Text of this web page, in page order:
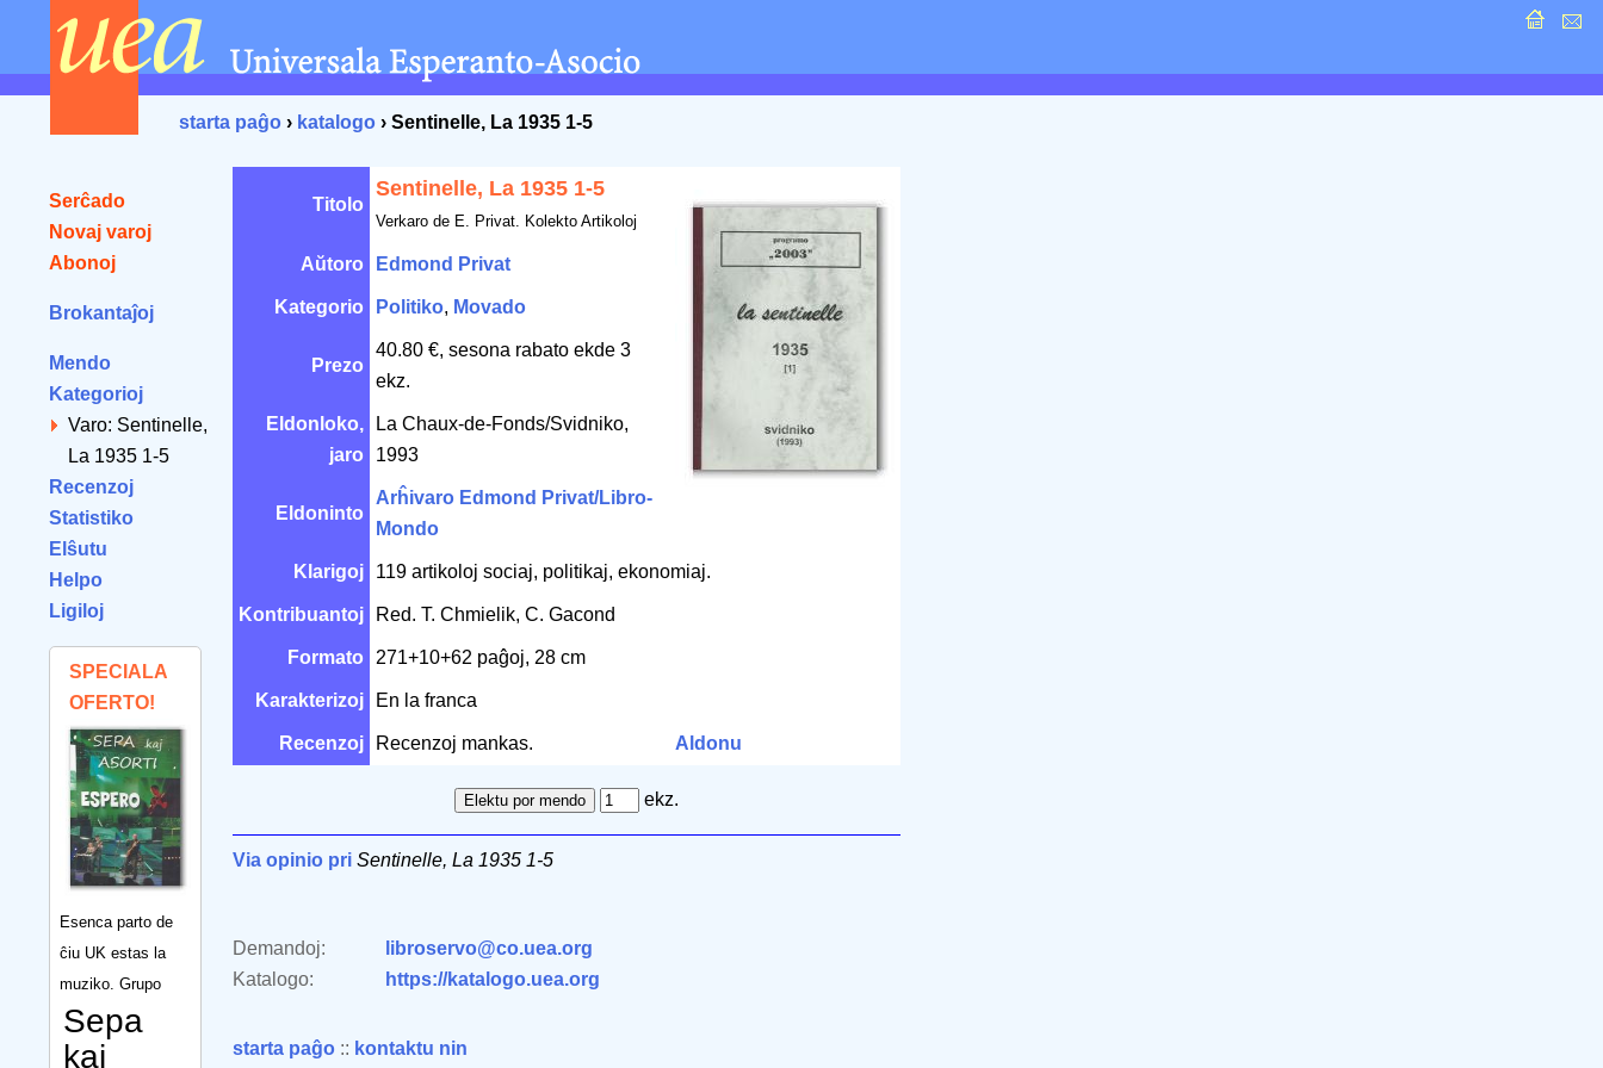
starta paĝo › katalogo › Sentinelle, La 1935 1-5
Serĉado
Novaj varoj
Abonoj
Brokantaĵoj
Mendo
Kategorioj
Varo: Sentinelle,
La 1935 1-5
Recenzoj
Statistiko
Elŝutu
Helpo
Ligiloj
SPECIALA
OFERTO!
Esenca parto de
ĉiu UK estas la
muziko. Grupo
Sepa
kaj
Titolo
Sentinelle, La 1935 1-5
Verkaro de E. Privat. Kolekto Artikoloj
Aŭtoro Edmond Privat
Kategorio Politiko, Movado
Prezo
40.80 €, sesona rabato ekde 3
ekz.
Eldonloko,
jaro
La Chaux-de-Fonds/Svidniko,
1993
Eldoninto
Arĥivaro Edmond Privat/Libro-
Mondo
Klarigoj 119 artikoloj sociaj, politikaj, ekonomiaj.
Kontribuantoj Red. T. Chmielik, C. Gacond
Formato 271+10+62 paĝoj, 28 cm
Karakterizoj En la franca
Recenzoj Recenzoj mankas. Aldonu
ekz.
Via opinio pri Sentinelle, La 1935 1-5
Demandoj:
libroservo@co.uea.org
Katalogo:
https://katalogo.uea.org
starta paĝo :: kontaktu nin